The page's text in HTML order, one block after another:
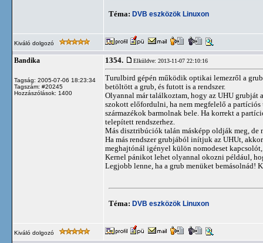
Téma: DVB eszközök Linuxon
Kiváló dolgozó
Bandika
Tagság: 2005-07-06 18:23:34
Tagszám: #20245
Hozzászólások: 1400
1354. Elküldve: 2013-11-07 22:10:16
Turulbird gépén működik optikai lemezről a
betöltött a grub, és futott is a rendszer.
Olyannal már találkoztam, hogy az UHU grubját
szokott előfordulni, ha nem megfelelő a
származékok barmolnak bele. Ha korrekt a
telepített rendszerhez.
Más disztribúciók talán másképp oldják meg, de
Ha más rendszer grubjából inítjuk az UHUt,
meghajtónál igényel külön nomodeset
Kernel pánikot lehet olyannal okozni például,
Legjobb lenne, ha a grub menüket bemásolnád!
Téma: DVB eszközök Linuxon
Kiváló dolgozó